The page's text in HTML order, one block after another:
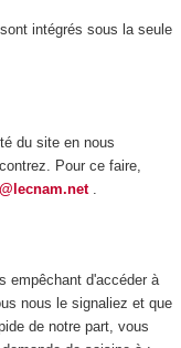
intégrés sous la seule
du site en nous
Pour ce faire,
.
empêchant d'accéder à
nous le signaliez et que
de notre part, vous